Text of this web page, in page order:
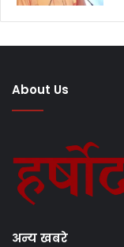
About Us
अन्य खबरे